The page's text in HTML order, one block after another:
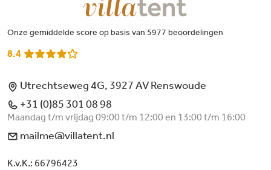
Onze gemiddelde score op basis van 5977 beoordelingen
8.4
Utrechtseweg 4G, 3927 AV Renswoude
+31 (0)85 301 08 98
Maandag t/m vrijdag 09:00 t/m 12:00 en 13:00 t/m 16:00
mailme@villatent.nl
K.v.K.: 66796423